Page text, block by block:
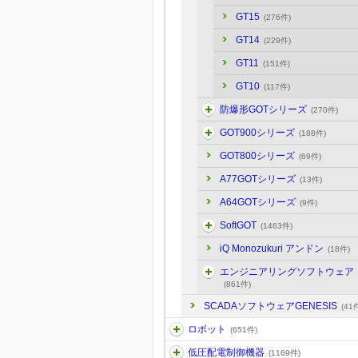
GT15 (276件)
GT14 (229件)
GT11 (151件)
GT10 (117件)
防爆形GOTシリーズ (270件)
GOT900シリーズ (188件)
GOT800シリーズ (69件)
A77GOTシリーズ (13件)
A64GOTシリーズ (9件)
SoftGOT (1463件)
iQ Monozukuri アンドン (18件)
エンジニアリングソフトウェア
(861件)
SCADAソフトウェアGENESIS (41
ロボット (651件)
低圧配電制御機器 (1169件)